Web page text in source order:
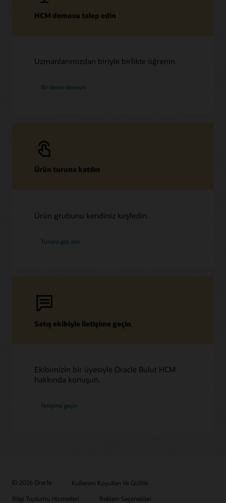
HCM demosu talep edin
Uzmanlarımızdan biriyle birlikte öğrenin.
Bir demo deneyin
Ürün turuna katılın
Ürün grubunu kendiniz keşfedin.
Turlara göz atın
Satış ekibiyle iletişime geçin
Ekibimizin bir üyesiyle Oracle Bulut HCM
hakkında konuşun.
İletişime geçin
© 2026 Oracle
Kullanım Koşulları Ve Gizlilik
Bilgi Toplumu Hizmetleri
Reklam Seçenekleri